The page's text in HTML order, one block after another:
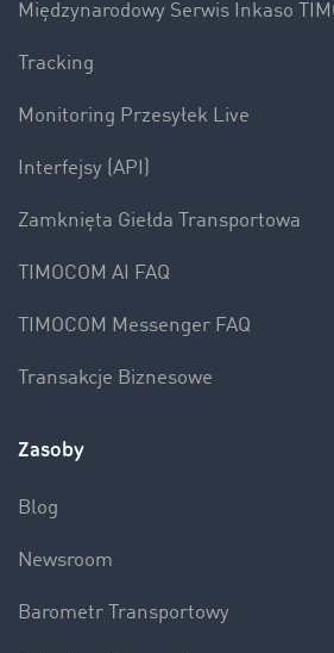
Międzynarodowy Serwis Inkaso
Tracking
Monitoring Przesyłek Live
Interfejsy (API)
Zamknięta Giełda Transportowa
TIMOCOM AI FAQ
TIMOCOM Messenger FAQ
Transakcje Biznesowe
Zasoby
Blog
Newsroom
Barometr Transportowy